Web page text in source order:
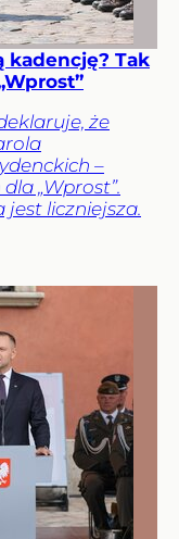
kadencję? Tak
że
–
„Wprost”.
liczniejsza.